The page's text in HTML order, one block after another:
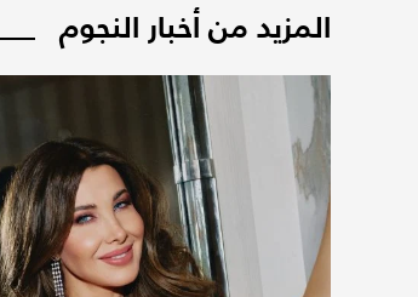
المزيد من أخبار النجوم